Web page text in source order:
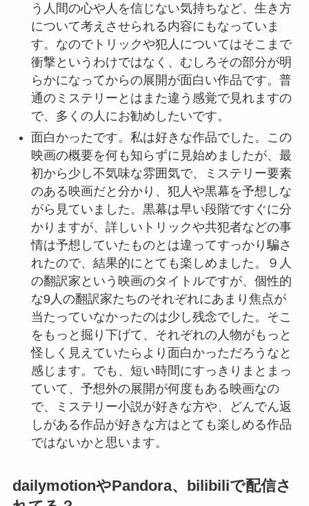
う人間の心や人を信じない気持ちなど、生き方
について考えさせられる内容にもなっていま
す。なのでトリックや犯人についてはそこまで
衝撃というわけではなく、むしろその部分が明
らかになってからの展開が面白い作品です。普
通のミステリーとはまた違う感覚で見れますの
で、多くの人にお勧めしたいです。
面白かったです。私は好きな作品でした。この
映画の概要を何も知らずに見始めましたが、最
初から少し不気味な雰囲気で、ミステリー要素
のある映画だと分かり、犯人や黒幕を予想しな
がら見ていました。黒幕は早い段階ですぐに分
かりますが、詳しいトリックや共犯者などの事
情は予想していたものとは違ってすっかり騙さ
れたので、結果的にとても楽しめました。９人
の翻訳家という映画のタイトルですが、個性的
な9人の翻訳家たちのそれぞれにあまり焦点が
当たっていなかったのは少し残念でした。そこ
をもっと掘り下げて、それぞれの人物がもっと
怪しく見えていたらより面白かっただろうなと
感じます。でも、短い時間にすっきりまとまっ
ていて、予想外の展開が何度もある映画なの
で、ミステリー小説が好きな方や、どんでん返
しがある作品が好きな方はとても楽しめる作品
ではないかと思います。
dailymotionやPandora、bilibiliで配信さ